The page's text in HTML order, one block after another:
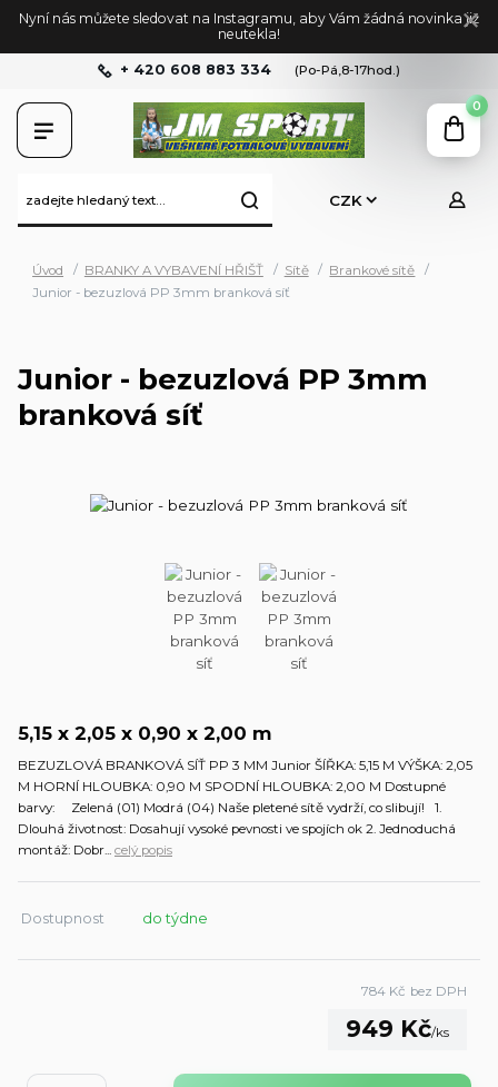
Nyní nás můžete sledovat na Instagramu, aby Vám žádná novinka již
neutekla!
CZK
+ 420 608 883 334 (Po-Pá,8-17hod.)
0
Úvod BRANKY A VYBAVENÍ HŘIŠŤ Sítě
Brankové sítě
Junior - bezuzlová PP 3mm branková síť
Junior - bezuzlová PP 3mm
branková síť
5,15 x 2,05 x 0,90 x 2,00 m
BEZUZLOVÁ BRANKOVÁ SÍŤ PP 3 MM Junior ŠÍŘKA: 5,15 M VÝŠKA: 2,05
M HORNÍ HLOUBKA: 0,90 M SPODNÍ HLOUBKA: 2,00 M Dostupné
barvy: Zelená (01) Modrá (04) Naše pletené sítě vydrží, co slibují! 1.
Dlouhá životnost: Dosahují vysoké pevnosti ve spojích ok 2. Jednoduchá
montáž: Dobr... celý popis
Dostupnost do týdne
949 Kč/ks
784 Kč bez DPH